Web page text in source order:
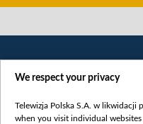
We respect your privacy
Telewizja Polska S.A. w likwidacji
when you visit individual